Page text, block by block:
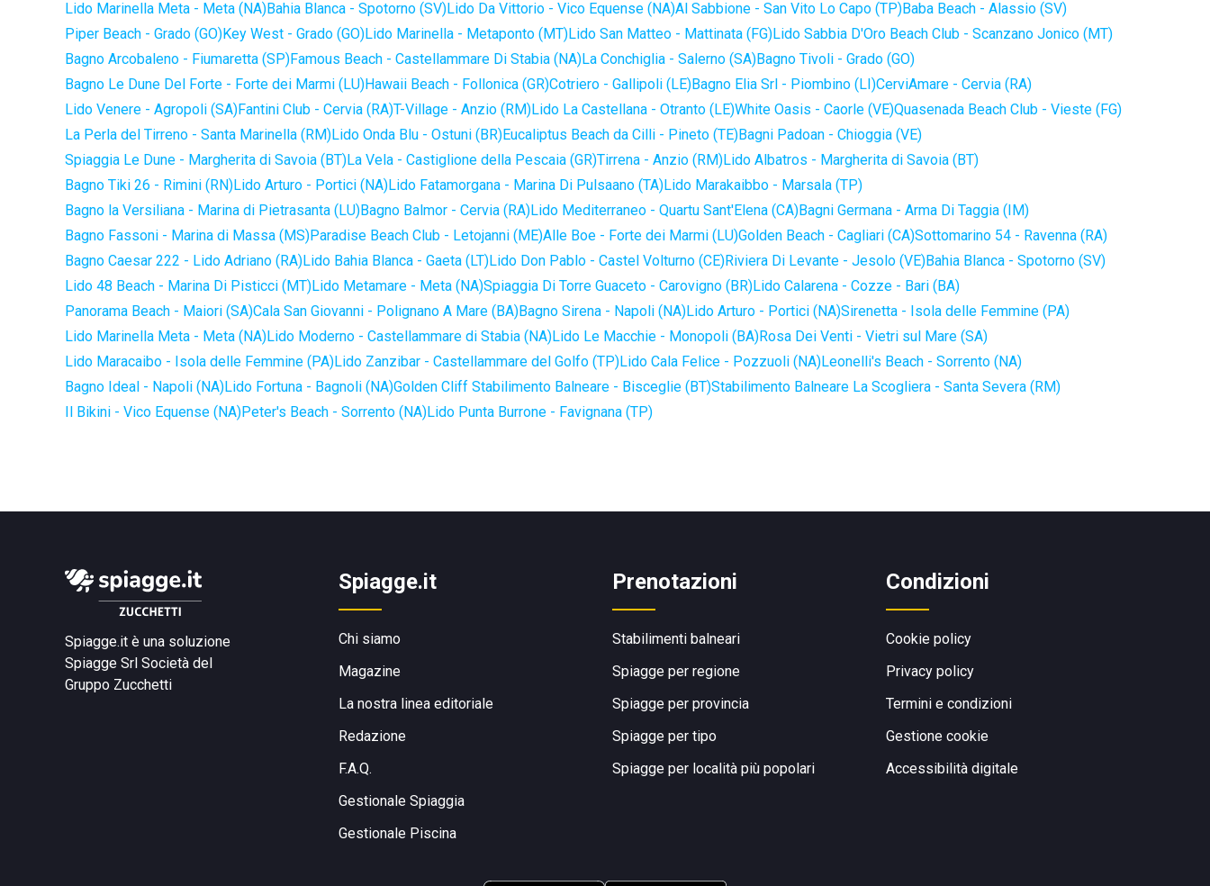
Lido Marinella Meta - Meta (NA)Bahia Blanca - Spotorno (SV)Lido Da Vittorio - Vico Equense (NA)Al Sabbione - San Vito Lo Capo (TP)Baba Beach - Alassio (SV)
Piper Beach - Grado (GO)Key West - Grado (GO)Lido Marinella - Metaponto (MT)Lido San Matteo - Mattinata (FG)Lido Sabbia D'Oro Beach Club - Scanzano Jonico (MT)
Bagno Arcobaleno - Fiumaretta (SP)Famous Beach - Castellammare Di Stabia (NA)La Conchiglia - Salerno (SA)Bagno Tivoli - Grado (GO)
Bagno Le Dune Del Forte - Forte dei Marmi (LU)Hawaii Beach - Follonica (GR)Cotriero - Gallipoli (LE)Bagno Elia Srl - Piombino (LI)CerviAmare - Cervia (RA)
Lido Venere - Agropoli (SA)Fantini Club - Cervia (RA)T-Village - Anzio (RM)Lido La Castellana - Otranto (LE)White Oasis - Caorle (VE)Quasenada Beach Club - Vieste (FG)
La Perla del Tirreno - Santa Marinella (RM)Lido Onda Blu - Ostuni (BR)Eucaliptus Beach da Cilli - Pineto (TE)Bagni Padoan - Chioggia (VE)
Spiaggia Le Dune - Margherita di Savoia (BT)La Vela - Castiglione della Pescaia (GR)Tirrena - Anzio (RM)Lido Albatros - Margherita di Savoia (BT)
Bagno Tiki 26 - Rimini (RN)Lido Arturo - Portici (NA)Lido Fatamorgana - Marina Di Pulsaano (TA)Lido Marakaibbo - Marsala (TP)
Bagno la Versiliana - Marina di Pietrasanta (LU)Bagno Balmor - Cervia (RA)Lido Mediterraneo - Quartu Sant'Elena (CA)Bagni Germana - Arma Di Taggia (IM)
Bagno Fassoni - Marina di Massa (MS)Paradise Beach Club - Letojanni (ME)Alle Boe - Forte dei Marmi (LU)Golden Beach - Cagliari (CA)Sottomarino 54 - Ravenna (RA)
Bagno Caesar 222 - Lido Adriano (RA)Lido Bahia Blanca - Gaeta (LT)Lido Don Pablo - Castel Volturno (CE)Riviera Di Levante - Jesolo (VE)Bahia Blanca - Spotorno (SV)
Lido 48 Beach - Marina Di Pisticci (MT)Lido Metamare - Meta (NA)Spiaggia Di Torre Guaceto - Carovigno (BR)Lido Calarena - Cozze - Bari (BA)
Panorama Beach - Maiori (SA)Cala San Giovanni - Polignano A Mare (BA)Bagno Sirena - Napoli (NA)Lido Arturo - Portici (NA)Sirenetta - Isola delle Femmine (PA)
Lido Marinella Meta - Meta (NA)Lido Moderno - Castellammare di Stabia (NA)Lido Le Macchie - Monopoli (BA)Rosa Dei Venti - Vietri sul Mare (SA)
Lido Maracaibo - Isola delle Femmine (PA)Lido Zanzibar - Castellammare del Golfo (TP)Lido Cala Felice - Pozzuoli (NA)Leonelli's Beach - Sorrento (NA)
Bagno Ideal - Napoli (NA)Lido Fortuna - Bagnoli (NA)Golden Cliff Stabilimento Balneare - Bisceglie (BT)Stabilimento Balneare La Scogliera - Santa Severa (RM)
Il Bikini - Vico Equense (NA)Peter's Beach - Sorrento (NA)Lido Punta Burrone - Favignana (TP)
Spiagge.it è una soluzione
Spiagge Srl Società del
Gruppo Zucchetti
Spiagge.it
Chi siamo
Magazine
La nostra linea editoriale
Redazione
F.A.Q.
Gestionale Spiaggia
Gestionale Piscina
Prenotazioni
Stabilimenti balneari
Spiagge per regione
Spiagge per provincia
Spiagge per tipo
Spiagge per località più popolari
Condizioni
Cookie policy
Privacy policy
Termini e condizioni
Gestione cookie
Accessibilità digitale